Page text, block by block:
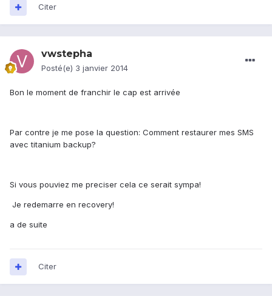
Citer
vwstepha
Posté(e) 3 janvier 2014
Bon le moment de franchir le cap est arrivée
Par contre je me pose la question: Comment restaurer mes SMS
avec titanium backup?
Si vous pouviez me preciser cela ce serait sympa!
Je redemarre en recovery!
a de suite
Citer